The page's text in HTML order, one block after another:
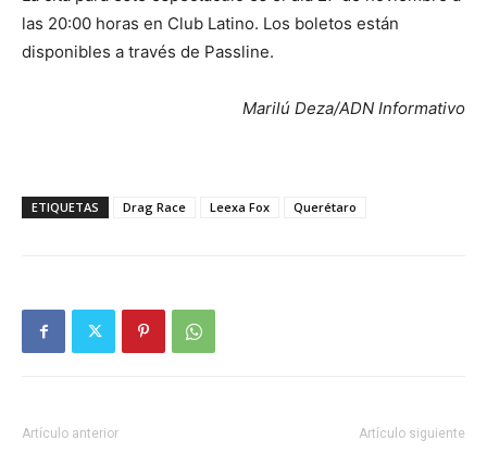
las 20:00 horas en Club Latino. Los boletos están
disponibles a través de Passline.
Marilú Deza/ADN Informativo
ETIQUETAS Drag Race Leexa Fox Querétaro
Artículo anterior Artículo siguiente